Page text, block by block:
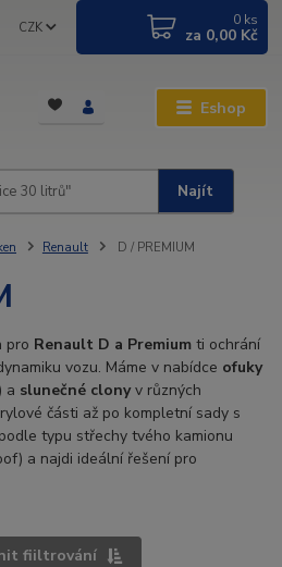
Eshop
CZK
Najít
0 ks
za 0,00 Kč
Renault D / PREMIUM
pro Renault D a Premium ti ochrání
vozu. Máme v nabídce ofuky
a slunečné clonyv různých
části až po kompletní sady s
typu střechy tvého kamionu
a najdi ideální řešení pro
fiiltrování